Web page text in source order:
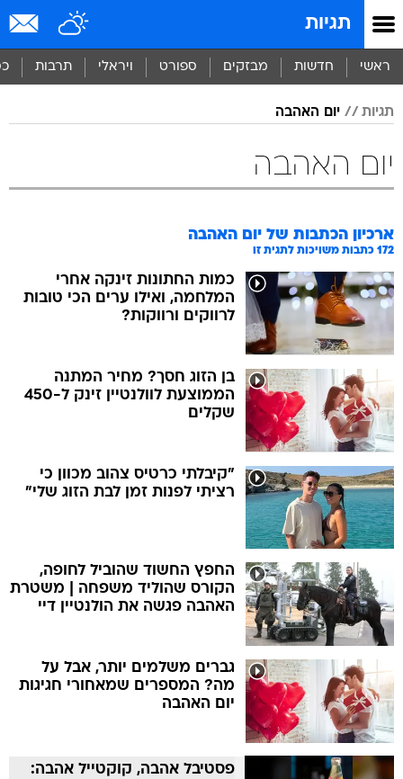
תגיות
ראשי חדשות מבזקים ספורט ויראלי תרבות
תגיות יום האהבה
יום האהבה
ארכיון הכתבות של יום האהבה
172 כתבות משויכות לתגית זו
כמות החתונות זינקה אחרי
המלחמה, ואילו ערים הכי טובות
לרווקים ורווקות?
בן הזוג חסך? מחיר המתנה
הממוצעת לוולנטיין זינק ל-450
שקלים
"קיבלתי כרטיס צהוב מכוון כי
רציתי לפנות זמן לבת הזוג שלי"
החפץ החשוד שהוביל לחופה,
הקורס שהוליד משפחה | משטרת
האהבה פגשה את הולנטיין דיי
גברים משלמים יותר, אבל על
מה? המספרים שמאחורי חגיגות
יום האהבה
פסטיבל אהבה, קוקטייל אהבה: